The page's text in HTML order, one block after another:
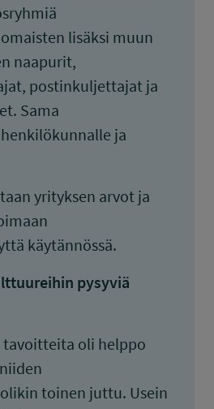
lisäksi muun
naapurit,
postinkuljettajat ja
Sama
ja
yrityksen arvot ja
käytännössä.
pysyviä
tavoitteita oli helppo
toinen juttu. Usein